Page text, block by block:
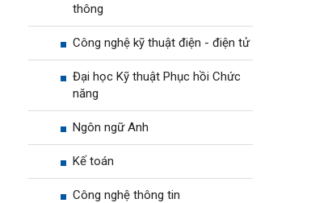
thông
Công nghệ kỹ thuật điện - điện tử
Đại học Kỹ thuật Phục hồi Chức
năng
Ngôn ngữ Anh
Kế toán
Công nghệ thông tin